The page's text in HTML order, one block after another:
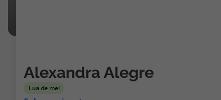
Alexandra Alegre
Lua de mel